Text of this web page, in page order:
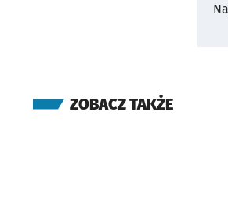
ZOBACZ TAKŻE